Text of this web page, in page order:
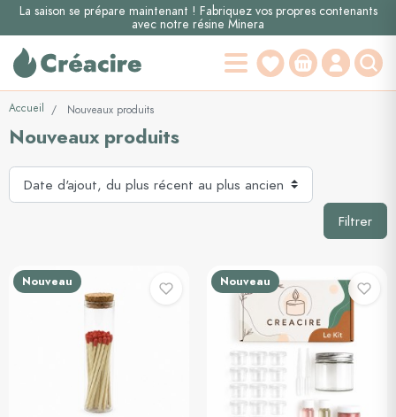
La saison se prépare maintenant ! Fabriquez vos propres contenants
avec notre résine Minera
Accueil Nouveaux produits
Nouveaux produits
Filtrer
Nouveau Nouveau